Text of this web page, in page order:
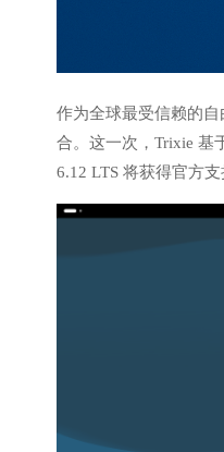
作为全球最受信赖的
合。这一次，Trixie 基
6.12 LTS 将获得官方